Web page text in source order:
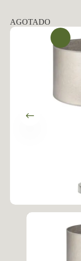
AGOTADO